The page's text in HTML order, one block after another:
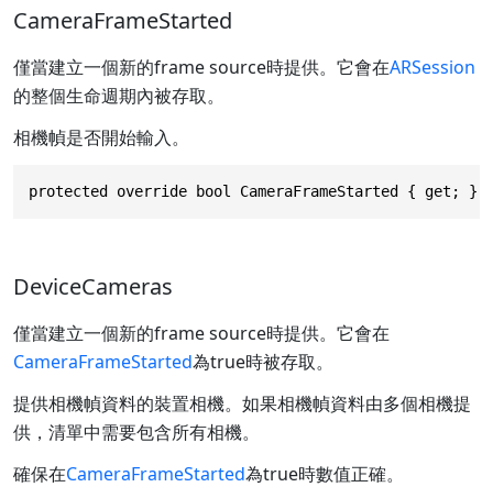
CameraFrameStarted
僅當建立一個新的frame source時提供。它會在ARSession
的整個生命週期內被存取。
相機幀是否開始輸入。
protected override bool CameraFrameStarted { get; }
DeviceCameras
僅當建立一個新的frame source時提供。它會在
CameraFrameStarted為true時被存取。
提供相機幀資料的裝置相機。如果相機幀資料由多個相機提
供，清單中需要包含所有相機。
確保在CameraFrameStarted為true時數值正確。